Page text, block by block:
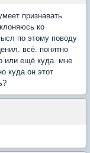
признавать
ко
по этому поводу
всё. понятно
или ещё куда. мне
куда он этот